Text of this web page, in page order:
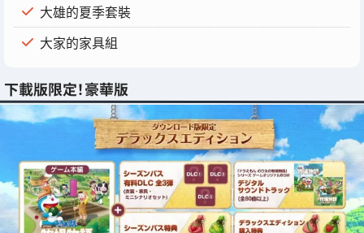
大雄的夏季套裝
大家的家具組
下載版限定！豪華版